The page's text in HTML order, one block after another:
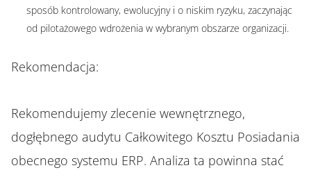
sposób kontrolowany, ewolucyjny i o niskim ryzyku, zaczynając
od pilotażowego wdrożenia w wybranym obszarze organizacji.
Rekomendacja:
Rekomendujemy zlecenie wewnętrznego,
dogłębnego audytu Całkowitego Kosztu Posiadania
obecnego systemu ERP. Analiza ta powinna stać